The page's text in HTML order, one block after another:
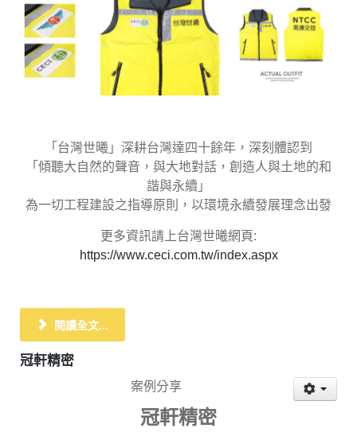
「台灣世曦」深耕台灣達四十餘年，深刻體認到
「傾聽大自然的聲音，與大地對話，創造人與土地的和
諧與永續」
為一切工程建設之指導原則，以環境永續發展理念出發
更多資訊請上台灣世曦網頁:
https://www.ceci.com.tw/index.aspx
閱讀全文...
冠軒精密
案例分享
冠軒精密